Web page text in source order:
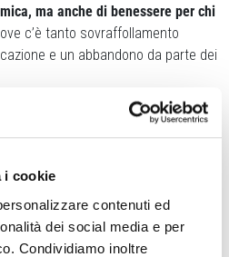
i cookie
contenuti ed
dei social media e per
Condividiamo inoltre
ma anche di benessere per chi
c’è tanto sovraffollamento
e un abbandono da parte dei